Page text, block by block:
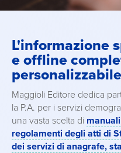
L'informazione
e offline
personalizzabile
Maggioli Editore dedica
la P.A. per i servizi
una vasta scelta di
regolamenti degli atti di
dei servizi di anagrafe,